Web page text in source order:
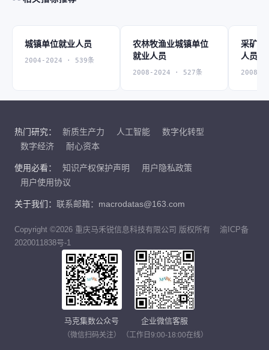
城镇单位就业人员
2004-2024 · 539条
农林牧渔业城镇单位
就业人员
2008-2024 · 527条
采矿业
人员
2008-
热门研究： 新质生产力 人工智能
数字化转型
数字经济
耐心资本
使用必看： 知识产权保护声明
用户隐私政策
用户使用协议
关于我们： 联系邮箱：macrodatas@163.com
Copyright ©2026 重庆马禾锐信息科技有限公司 版权所有
渝ICP备
2020011838号-1
马克集数公众号
（微信扫码关注）
企业微信客服
（工作日9:00-18:00在线）